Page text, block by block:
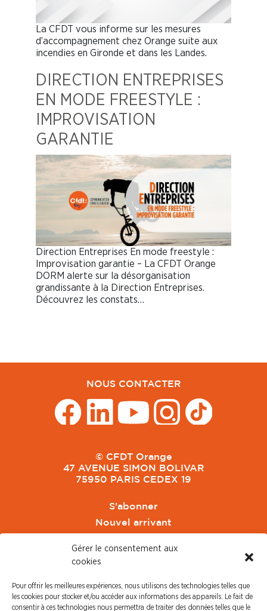
Gérer le consentement aux
cookies
Pour offrir les meilleures expériences, nous utilisons des technologies telles que
les cookies pour stocker et/ou accéder aux informations des appareils. Le fait de
consentir à ces technologies nous permettra de traiter des données telles que le
La CFDT vous informe sur les mesures
d’accompagnement chez Orange suite aux
incendies en Gironde et dans les Landes.
DIRECTION ENTREPRISES
EN MODE FREESTYLE :
IMPROVISATION
GARANTIE
Direction Entreprises En mode freestyle :
Improvisation garantie – La CFDT Orange
DORM alerte sur la désorganisation
grandissante à la Direction Entreprises.
Découvrez les constats…
NOUS CONTACTER
© CFDT Orange
47 AVENUE SIMON BOLIVAR
75950 PARIS CEDEX 19
S'abonner
Nouvel arrivant
CFDT Cadres
CFDT Retraités